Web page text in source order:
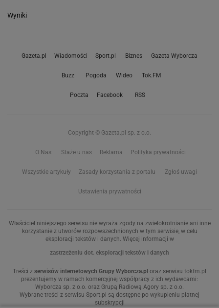
Wyniki
Gazeta.pl Wiadomości Sport.pl Biznes Gazeta Wyborcza
Buzz Pogoda Wideo Tok.FM
Poczta Facebook RSS
Copyright © Gazeta.pl sp. z o.o.
O Nas Staże u nas Reklama Polityka prywatności
Wszystkie artykuły Zasady korzystania z portalu Zgłoś uwagi
Ustawienia prywatności
Właściciel niniejszego serwisu nie wyraża zgody na zwielokrotnianie ani inne
korzystanie z utworów rozpowszechnionych w tym serwisie, w celu
eksploracji tekstów i danych. Więcej informacji w
zastrzeżeniu dot. eksploracji tekstów i danych
Treści z serwisów internetowych Grupy Wyborcza.pl oraz serwisu tokfm.pl
prezentujemy w ramach komercyjnej współpracy z ich wydawcami:
Wyborcza sp. z o.o. oraz Grupą Radiową Agory sp. z o.o.
Wybrane treści z serwisu Sport.pl są dostępne po wykupieniu płatnej
subskrypcji